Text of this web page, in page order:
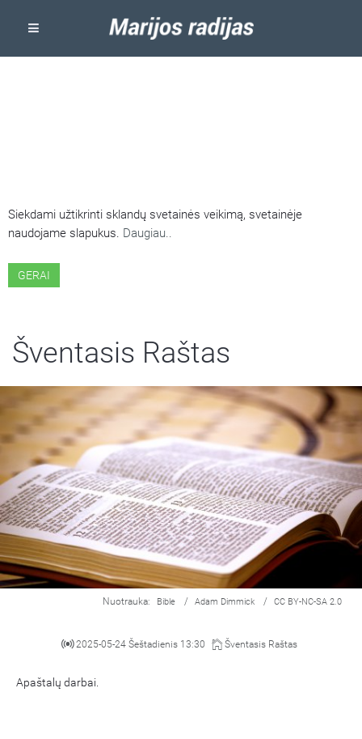
Siekdami užtikrinti sklandų svetainės veikimą, svetainėje
naudojame slapukus. Daugiau..
GERAI
Šventasis Raštas
Nuotrauka: Bible / Adam Dimmick / CC BY-NC-SA 2.0
2025-05-24 Šeštadienis 13:30 Šventasis Raštas
Apaštalų darbai.